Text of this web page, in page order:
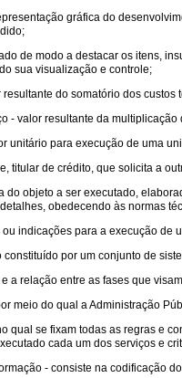
gráfica do
de modo a destacar os itens,
sua visualização e controle;
do somatório dos
- valor resultante da
unitário para execução de uma
titular de crédito, que solicita a
do objeto a ser executado,
obedecendo às normas
indicações para a execução de
constituído por um conjunto de
a relação entre as fases que
meio do qual a Administração
qual se fixam todas as regras e
cada um dos serviços e
- consiste na codificação